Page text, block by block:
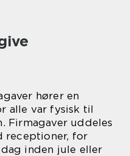
hører en
alle var fysisk til
Firmagaver uddeles
receptioner, for
inden jule eller